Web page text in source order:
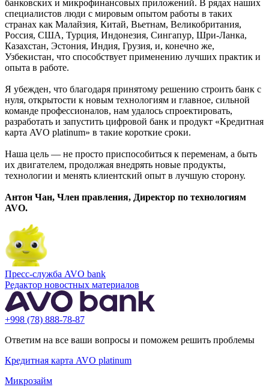
банковских и микрофинансовых приложений. В рядах наших
специалистов люди с мировым опытом работы в таких
странах как Малайзия, Китай, Вьетнам, Великобритания,
Россия, США, Турция, Индонезия, Сингапур, Шри-Ланка,
Казахстан, Эстония, Индия, Грузия, и, конечно же,
Узбекистан, что способствует применению лучших практик и
опыта в работе.
Я убежден, что благодаря принятому решению строить банк с
нуля, открытости к новым технологиям и главное, сильной
команде профессионалов, нам удалось спроектировать,
разработать и запустить цифровой банк и продукт «Кредитная
карта AVO platinum» в такие короткие сроки.
Наша цель — не просто приспособиться к переменам, а быть
их двигателем, продолжая внедрять новые продукты,
технологии и менять клиентский опыт в лучшую сторону.
Антон Чан, Член правления, Директор по технологиям
AVO.
Пресс-служба AVO bank
Редактор новостных материалов
+998 (78) 888-78-87
Ответим на все ваши вопросы и поможем решить проблемы
Кредитная карта AVO platinum
Микрозайм